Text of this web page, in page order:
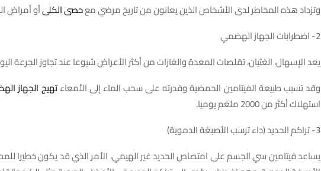
وتزداد هذه المخاطر لدى الأشخاص الذين يعانون من تاريخ مرضي معحصى الكلىأو أمراض
2- اضطرابات الجهاز الهضمي
يعد الإسهال، الغثيان، تقلصات المعدة والغازات من أكثر الأعراض شيوعا عند تجاوز الجرعة
وقد تسبب طبيعة الفيتامين الحمضية وقدرته على سحب الماء إلى الأمعاءتهيج الجهاز
استهلاك أكثر من 2000 ملغم يوميا.
3- تراكم الحديد (داء ترسب الأصبغة الدموية)
يساعد فيتامين سي الجسم على امتصاص الحديد غير الهيمي، الأمر الذي قد يكون خطيرا